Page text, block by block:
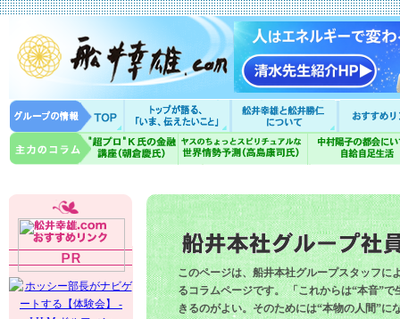
このページは、船井本社グループスタッフに
るコラムページです。 「これからは“本音”で
きるのがよい。そのためには“本物の人間”に